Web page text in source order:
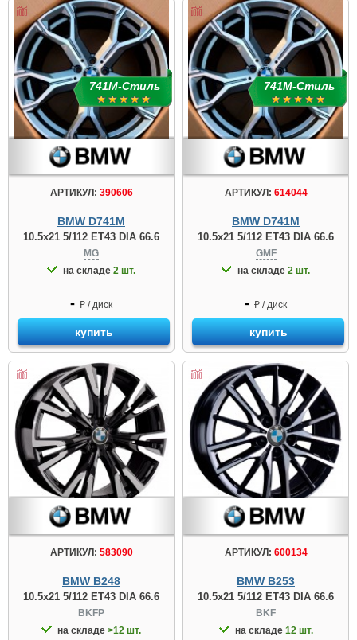
АРТИКУЛ: 390606
741М-Стиль
BMW D741M
10.5x21 5/112 ET43 DIA 66.6
MG
на складе 2 шт.
- ₽ / диск
купить
АРТИКУЛ: 614044
741М-Стиль
BMW D741M
10.5x21 5/112 ET43 DIA 66.6
GMF
на складе 2 шт.
- ₽ / диск
купить
АРТИКУЛ: 583090
BMW B248
10.5x21 5/112 ET43 DIA 66.6
BKFP
на складе >12 шт.
АРТИКУЛ: 600134
BMW B253
10.5x21 5/112 ET43 DIA 66.6
BKF
на складе 12 шт.